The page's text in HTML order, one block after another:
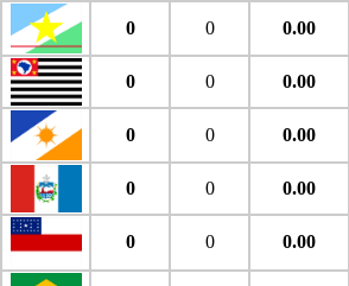
0 0 0.00
0 0 0.00
0 0 0.00
0 0 0.00
0 0 0.00